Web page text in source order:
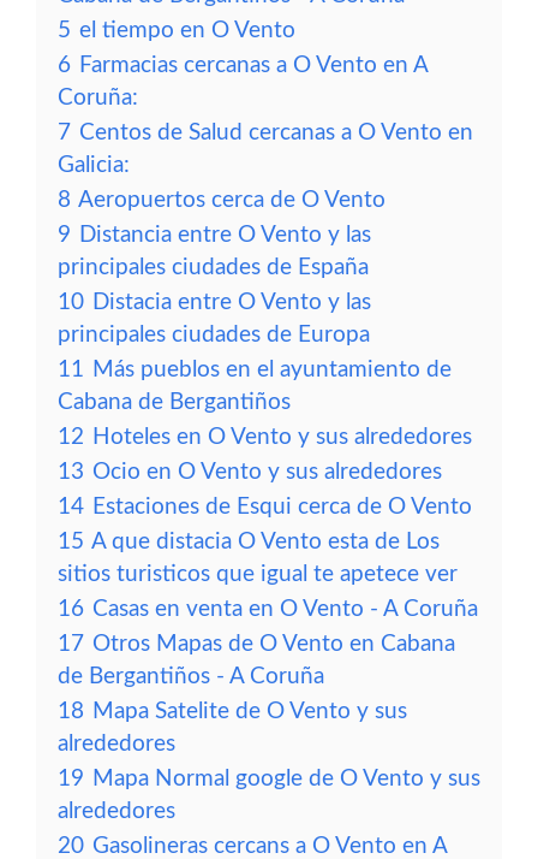
5 el tiempo en O Vento
6 Farmacias cercanas a O Vento en A
Coruña:
7 Centos de Salud cercanas a O Vento en
Galicia:
8 Aeropuertos cerca de O Vento
9 Distancia entre O Vento y las
principales ciudades de España
10 Distacia entre O Vento y las
principales ciudades de Europa
11 Más pueblos en el ayuntamiento de
Cabana de Bergantiños
12 Hoteles en O Vento y sus alrededores
13 Ocio en O Vento y sus alrededores
14 Estaciones de Esqui cerca de O Vento
15 A que distacia O Vento esta de Los
sitios turisticos que igual te apetece ver
16 Casas en venta en O Vento - A Coruña
17 Otros Mapas de O Vento en Cabana
de Bergantiños - A Coruña
18 Mapa Satelite de O Vento y sus
alrededores
19 Mapa Normal google de O Vento y sus
alrededores
20 Gasolineras cercans a O Vento en A